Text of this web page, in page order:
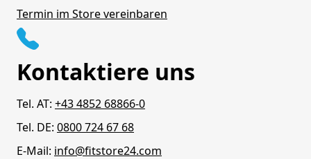
Termin im Store vereinbaren
Kontaktiere uns
Tel. AT: +43 4852 68866-0
Tel. DE: 0800 724 67 68
E-Mail: info@fitstore24.com